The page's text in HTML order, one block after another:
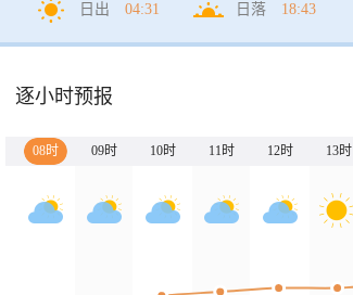
日出 04:31 日落 18:43
逐小时预报
08时 09时 10时 11时 12时 13时